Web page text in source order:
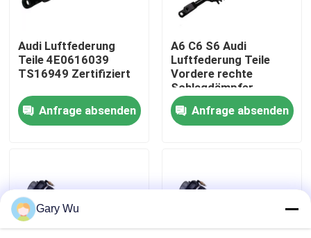
Werksbesichtigung
Qualitätskontrolle
Kontakt mit uns
Rechtssachen
Fahrzeugluftfederungssystem
Audi Luftfederung
Teile 4E0616039
TS16949 Zertifiziert
Anfrage absenden
A6 C6 S6 Audi
Luftfederung Teile
Vordere rechte
Schlagdämpfer
4F0616040
Anfrage absenden
Gary Wu